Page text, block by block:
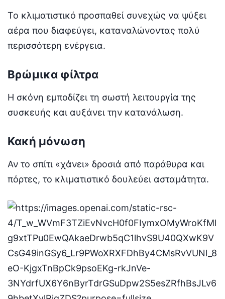
Το κλιματιστικό προσπαθεί συνεχώς να ψύξει
αέρα που διαφεύγει, καταναλώνοντας πολύ
περισσότερη ενέργεια.
Βρώμικα φίλτρα
Η σκόνη εμποδίζει τη σωστή λειτουργία της
συσκευής και αυξάνει την κατανάλωση.
Κακή μόνωση
Αν το σπίτι «χάνει» δροσιά από παράθυρα και
πόρτες, το κλιματιστικό δουλεύει ασταμάτητα.